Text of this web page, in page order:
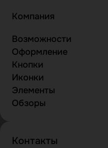
Компания
Возможности
Оформление
Кнопки
Иконки
Элементы
Обзоры
Контакты